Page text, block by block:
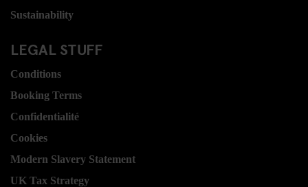
Sustainability
LEGAL STUFF
Conditions
Booking Terms
Confidentialité
Cookies
Modern Slavery Statement
UK Tax Strategy